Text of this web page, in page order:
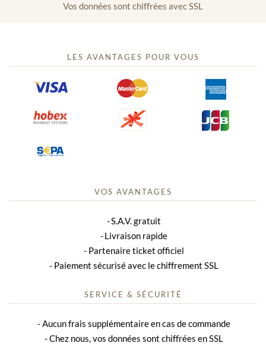
Vos données sont chiffrées avec SSL
LES AVANTAGES POUR VOUS
VOS AVANTAGES
S.A.V. gratuit
Livraison rapide
Partenaire ticket officiel
Paiement sécurisé avec le chiffrement SSL
SERVICE & SÉCURITÉ
Aucun frais supplémentaire en cas de commande
Chez nous, vos données sont chiffrées en SSL